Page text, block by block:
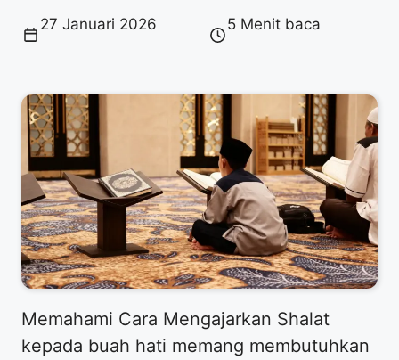
27 Januari 2026 5 Menit baca
​Memahami Cara Mengajarkan Shalat
kepada buah hati memang membutuhkan